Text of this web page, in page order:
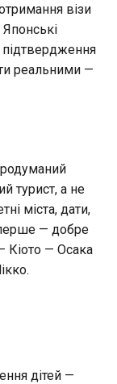
візи
реальними —
турист, а не
міста, дати,
— добре
Кіото — Осака
дітей —